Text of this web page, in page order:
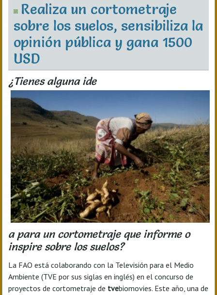
Realiza un cortometraje
sobre los suelos, sensibiliza la
opinión pública y gana 1500
USD
¿Tienes alguna ide
a para un cortometraje que informe o
inspire sobre los suelos?
La FAO está colaborando con la Televisión para el Medio
Ambiente (TVE por sus siglas en inglés) en el concurso de
proyectos de cortometraje de tvebiomovies. Este año, una de